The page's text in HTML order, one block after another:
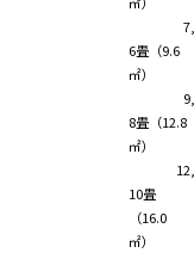
6畳（9.6
㎡）
8畳（12.8
㎡）
10畳
（16.0
㎡）